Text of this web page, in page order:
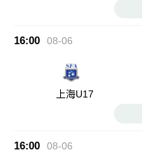
16:00 08-06
上海U17
16:00 08-06